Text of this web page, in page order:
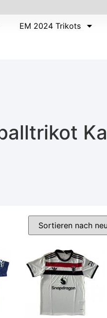
EM 2024 Trikots